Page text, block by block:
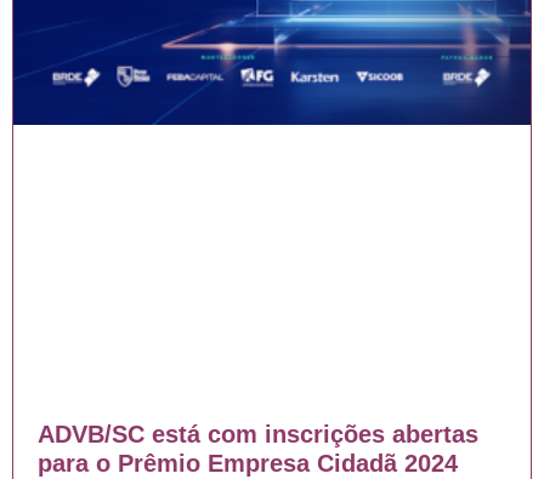
ADVB/SC está com inscrições abertas
para o Prêmio Empresa Cidadã 2024